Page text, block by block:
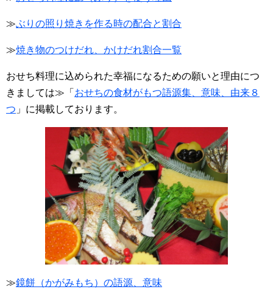
≫ぶりの照り焼きを作る時の配合と割合
≫焼き物のつけだれ、かけだれ割合一覧
おせち料理に込められた幸福になるための願いと理由につ
きましては≫「 おせちの食材がもつ語源集、意味、由来８
つ 」に掲載しております。
≫鏡餅（かがみもち）の語源、意味